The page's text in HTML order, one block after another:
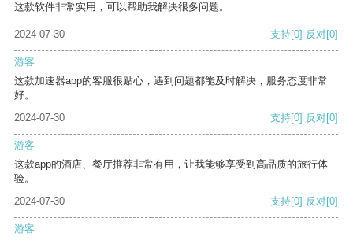
这款软件非常实用，可以帮助我解决很多问题。
2024-07-30 支持[0] 反对[0]
游客
这款加速器app的客服很贴心，遇到问题都能及时解决，服务态度非常
好。
2024-07-30
支持[0] 反对[0]
游客
这款app的酒店、餐厅推荐非常有用，让我能够享受到高品质的旅行体
验。
2024-07-30
支持[0] 反对[0]
游客